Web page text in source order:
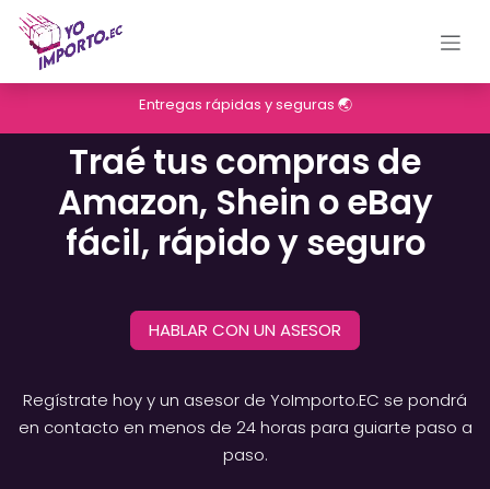
Ir al contenido
Entregas rápidas y seguras 🌏
Traé tus compras de
Amazon, Shein o eBay
fácil, rápido y seguro
HABLAR CON UN ASESOR
Regístrate hoy y un asesor de YoImporto.EC se pondrá
en contacto en menos de 24 horas para guiarte paso a
paso.